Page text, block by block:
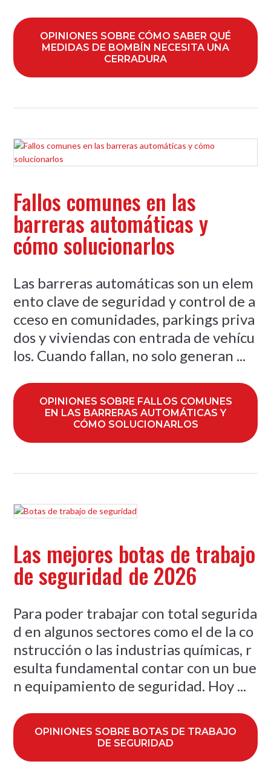
OPINIONES SOBRE CÓMO SABER QUÉ
MEDIDAS DE BOMBÍN NECESITA UNA
CERRADURA
Fallos comunes en las
barreras automáticas y
cómo solucionarlos
Las barreras automáticas son un elem
ento clave de seguridad y control de a
cceso en comunidades, parkings priva
dos y viviendas con entrada de vehícu
los. Cuando fallan, no solo generan ...
OPINIONES SOBRE FALLOS COMUNES
EN LAS BARRERAS AUTOMÁTICAS Y
CÓMO SOLUCIONARLOS
Las mejores botas de trabajo
de seguridad de 2026
Para poder trabajar con total segurida
d en algunos sectores como el de la co
nstrucción o las industrias químicas, r
esulta fundamental contar con un bue
n equipamiento de seguridad. Hoy ...
OPINIONES SOBRE BOTAS DE TRABAJO
DE SEGURIDAD